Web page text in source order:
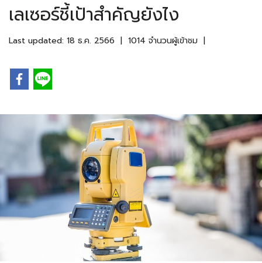
เลเซอร์ชี้เป้าสำคัญยังไง
Last updated: 18 ธ.ค. 2566 | 1014 จำนวนผู้เข้าชม |